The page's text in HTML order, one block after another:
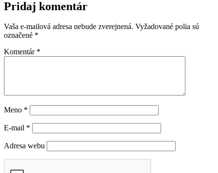
Pridaj komentár
Vaša e-mailová adresa nebude zverejnená. Vyžadované polia sú
označené *
Komentár *
Meno *
E-mail *
Adresa webu